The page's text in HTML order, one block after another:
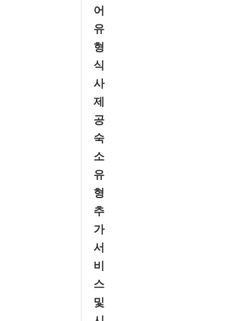
어
유
형
식
사
제
공
숙
소
유
형
추
가
서
비
스
및